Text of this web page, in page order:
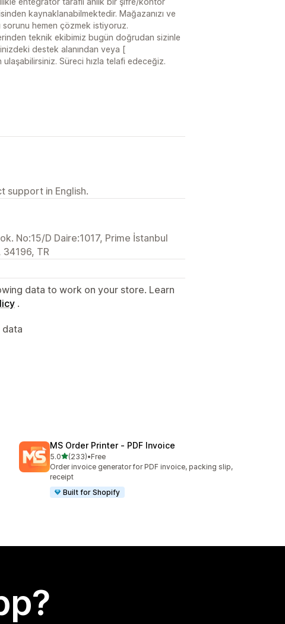
kaynaklanabilmektedir. Mağazanızı ve
sorunu hemen çözmek istiyoruz.
teknik ekibimiz bugün doğrudan sizinle
destek alanından veya [
Süreci hızla telafi edeceğiz.
support in English.
No:15/D Daire:1017, Prime İstanbul
TR
data to work on your store. Learn
.
data
MS Order Printer ‑ PDF Invoice
5.0out of 5 stars
(233)
233 total reviews
•Free
Order invoice generator for PDF invoice, packing slip,
receipt
Built for Shopify